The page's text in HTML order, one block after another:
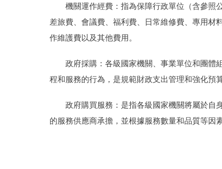
機關運作經費：指為保障行政單位（含參照公
差旅費、會議費、福利費、日常維修費、專用材
作維護費以及其他費用。
政府採購：各級國家機關、事業單位和團體組
程和服務的行為，是規範財政支出管理和強化預
政府購買服務：是指各級國家機關將屬於自身
的服務供應商承擔，並根據服務數量和品質等因